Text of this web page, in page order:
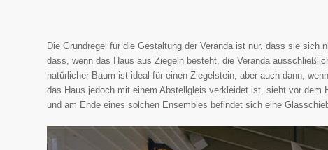
Die Grundregel für die Gestaltung der Veranda ist nur, dass sie
dass, wenn das Haus aus Ziegeln besteht, die Veranda
natürlicher Baum ist ideal für einen Ziegelstein, aber auch dann,
das Haus jedoch mit einem Abstellgleis verkleidet ist, sieht vor dem
und am Ende eines solchen Ensembles befindet sich eine